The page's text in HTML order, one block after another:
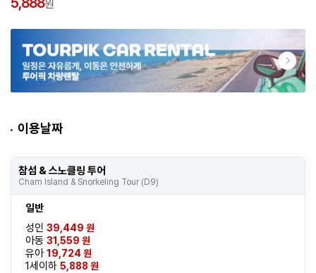
원
이용날짜
참섬 & 스노클링 투어
Cham Island & Snorkeling Tour (D9)
일반
성인 39,449 원
아동 31,559 원
유아19,724 원
1세이하 5,888 원